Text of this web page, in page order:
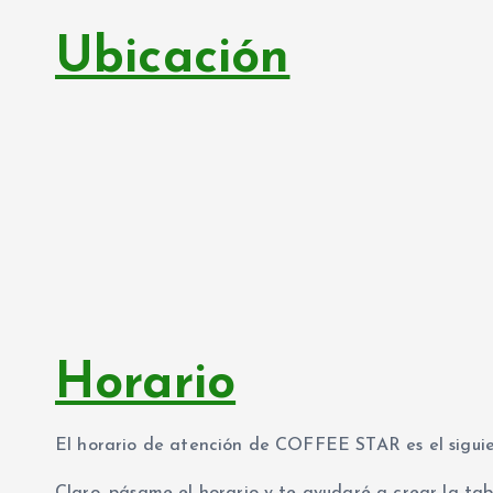
Ubicación
Horario
El horario de atención de COFFEE STAR es el